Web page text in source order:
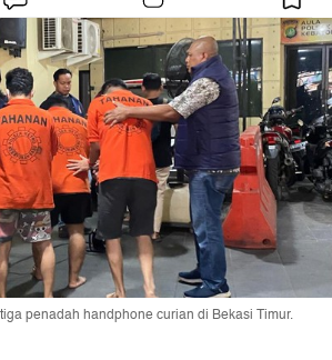
penadah handphone curian di Bekasi Timur.